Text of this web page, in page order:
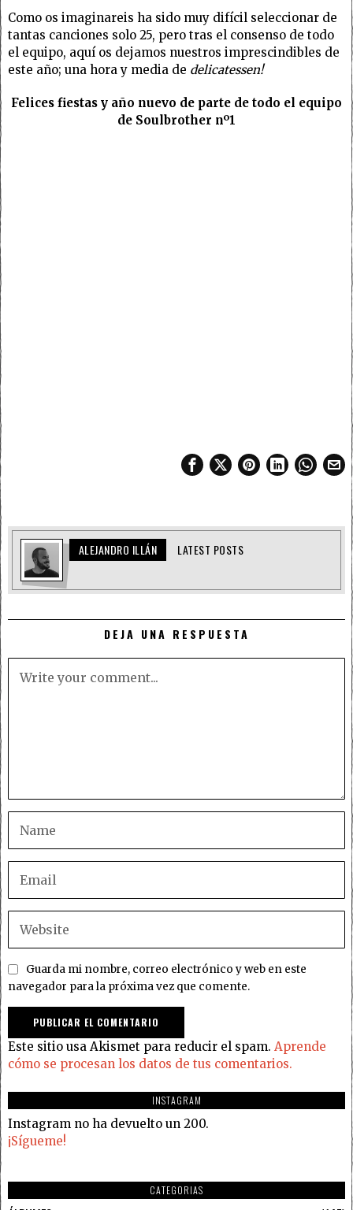
Como os imaginareis ha sido muy difícil seleccionar de
tantas canciones solo 25, pero tras el consenso de todo
el equipo, aquí os dejamos nuestros imprescindibles de
este año; una hora y media de delicatessen!
Felices fiestas y año nuevo de parte de todo el equipo
de Soulbrother nº1
ALEJANDRO ILLÁN LATEST POSTS
DEJA UNA RESPUESTA
Guarda mi nombre, correo electrónico y web en este
navegador para la próxima vez que comente.
Este sitio usa Akismet para reducir el spam. Aprende
cómo se procesan los datos de tus comentarios.
INSTAGRAM
Instagram no ha devuelto un 200.
¡Sígueme!
CATEGORIAS